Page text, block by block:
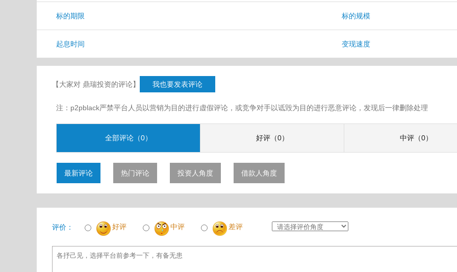
标的期限 标的规模
起息时间 变现速度
【大家对 鼎瑞投资的评论】 我也要发表评论
注：p2pblack严禁平台人员以营销为目的进行虚假评论，或竞争对手以诋毁为目的进行恶意评论，发现后一律删除处理
全部评论（0） 好评（0） 中评（0）
最新评论 热门评论 投资人角度 借款人角度
评价： 好评 中评 差评